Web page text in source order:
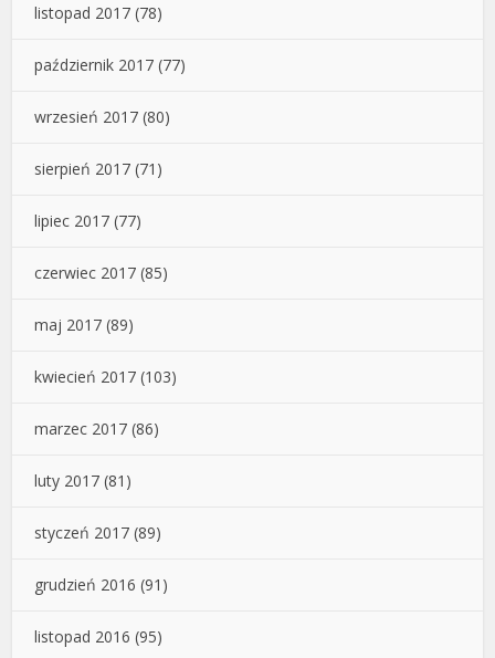
listopad 2017 (78)
październik 2017 (77)
wrzesień 2017 (80)
sierpień 2017 (71)
lipiec 2017 (77)
czerwiec 2017 (85)
maj 2017 (89)
kwiecień 2017 (103)
marzec 2017 (86)
luty 2017 (81)
styczeń 2017 (89)
grudzień 2016 (91)
listopad 2016 (95)